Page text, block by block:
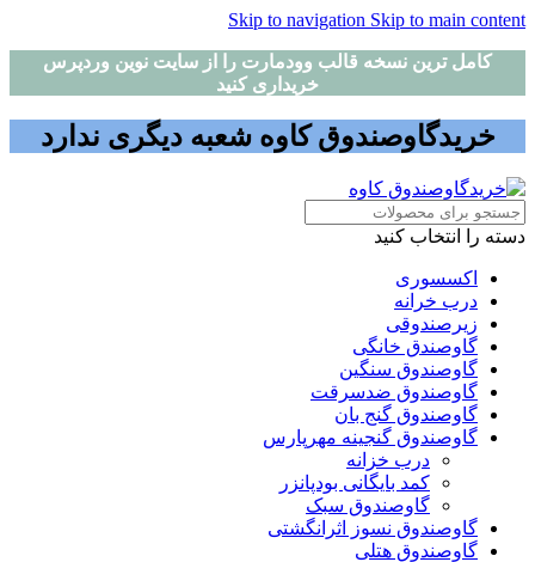
Skip to navigation Skip to main content
کامل ترین نسخه قالب وودمارت را از سایت نوین وردپرس
خریداری کنید
خریدگاوصندوق کاوه شعبه دیگری ندارد
دسته را انتخاب کنید
اکسسوری
درب خرانه
زیرصندوقی
گاوصندق خانگی
گاوصندوق سنگین
گاوصندوق ضدسرقت
گاوصندوق گنج بان
گاوصندوق گنجینه مهرپارس
درب خزانه
کمد بایگانی بودپانزر
گاوصندوق سبک
گاوصندوق نسوز اثرانگشتی
گاوصندوق هتلی